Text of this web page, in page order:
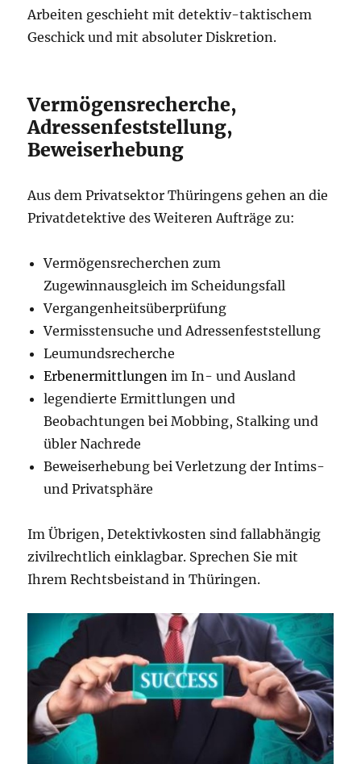
Arbeiten geschieht mit detektiv-taktischem
Geschick und mit absoluter Diskretion.
Vermögensrecherche,
Adressenfeststellung,
Beweiserhebung
Aus dem Privatsektor Thüringens gehen an die
Privatdetektive des Weiteren Aufträge zu:
Vermögensrecherchen zum
Zugewinnausgleich im Scheidungsfall
Vergangenheitsüberprüfung
Vermisstensuche und Adressenfeststellung
Leumundsrecherche
Erbenermittlungen im In- und Ausland
legendierte Ermittlungen und
Beobachtungen bei Mobbing, Stalking und
übler Nachrede
Beweiserhebung bei Verletzung der Intims-
und Privatsphäre
Im Übrigen, Detektivkosten sind fallabhängig
zivilrechtlich einklagbar. Sprechen Sie mit
Ihrem Rechtsbeistand in Thüringen.